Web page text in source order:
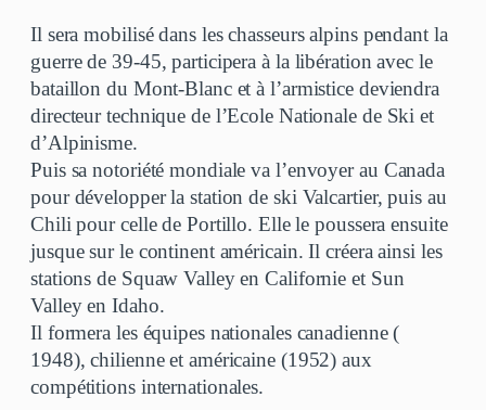
Il sera mobilisé dans les chasseurs alpins pendant la
guerre de 39-45, participera à la libération avec le
bataillon du Mont-Blanc et à l’armistice deviendra
directeur technique de l’Ecole Nationale de Ski et
d’Alpinisme.
Puis sa notoriété mondiale va l’envoyer au Canada
pour développer la station de ski Valcartier, puis au
Chili pour celle de Portillo. Elle le poussera ensuite
jusque sur le continent américain. Il créera ainsi les
stations de Squaw Valley en Californie et Sun
Valley en Idaho.
Il formera les équipes nationales canadienne (
1948), chilienne et américaine (1952) aux
compétitions internationales.